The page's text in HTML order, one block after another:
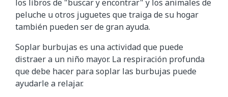
los libros de "buscar y encontrar" y los animales de
peluche u otros juguetes que traiga de su hogar
también pueden ser de gran ayuda.
Soplar burbujas es una actividad que puede
distraer a un niño mayor. La respiración profunda
que debe hacer para soplar las burbujas puede
ayudarle a relajar.